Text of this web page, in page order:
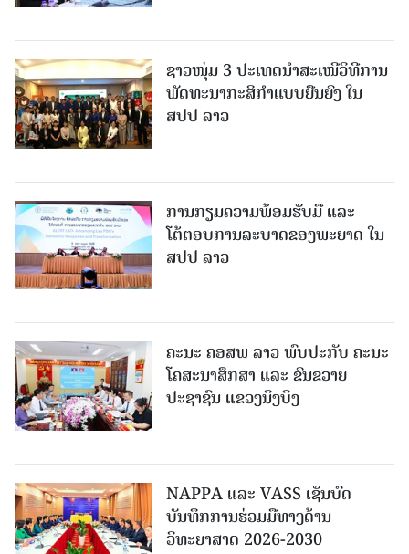
ຊາວໜຸ່ມ 3 ປະເທດນຳສະເໜີວິທີການ
ພັດທະນາກະສິກຳແບບຍືນຍົງ ໃນ
ສປປ ລາວ
ການກຽມຄວາມພ້ອມຮັບມື ແລະ
ໂຕ້ຕອບການລະບາດຂອງພະຍາດ ໃນ
ສປປ ລາວ
ຄະນະ ຄອສພ ລາວ ພົບປະກັບ ຄະນະ
ໂຄສະນາສຶກສາ ແລະ ຂົນຂວາຍ
ປະຊາຊົນ ແຂວງນິງບິງ
NAPPA ແລະ VASS ເຊັນບົດ
ບັນທຶກການຮ່ວມມືທາງດ້ານ
ວິທະຍາສາດ 2026-2030